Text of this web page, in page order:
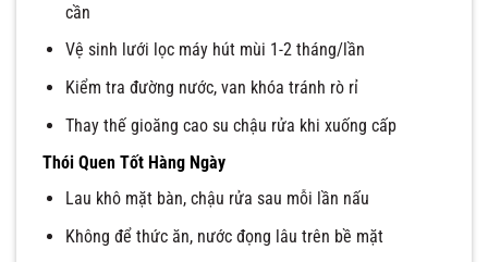
cần
Vệ sinh lưới lọc máy hút mùi 1-2 tháng/lần
Kiểm tra đường nước, van khóa tránh rò rỉ
Thay thế gioăng cao su chậu rửa khi xuống cấp
Thói Quen Tốt Hàng Ngày
Lau khô mặt bàn, chậu rửa sau mỗi lần nấu
Không để thức ăn, nước đọng lâu trên bề mặt